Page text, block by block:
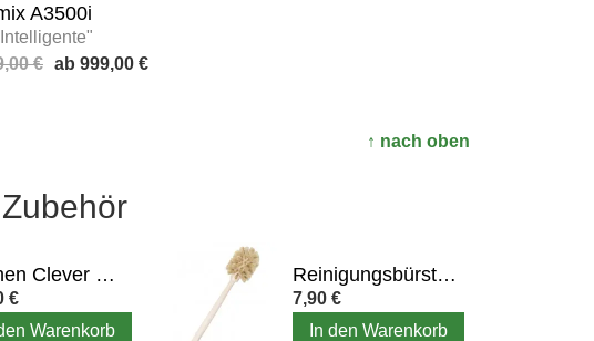
A3500i
€
999,00 €
↑ nach oben
Kitchen Clever Spatel (5 cm breit)
€
Warenkorb
Reinigungsbürste für Mixbehälter, Entsafter & Flaschen
7,90 €
In den Warenkorb